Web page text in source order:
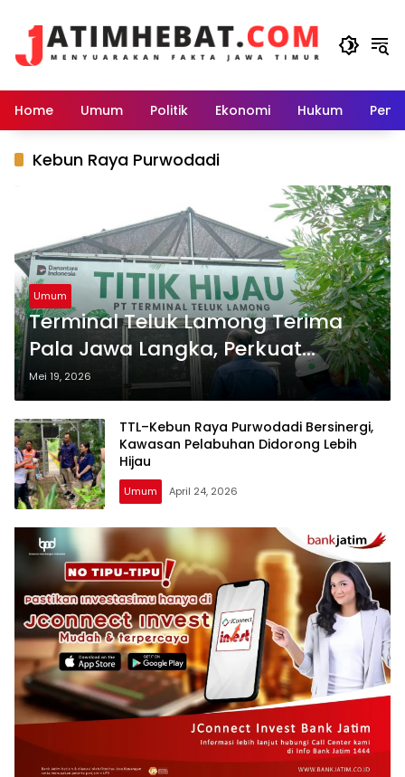
Home Umum Politik Ekonomi Hukum
Kebun Raya Purwodadi
Umum
Terminal Teluk Lamong Terima
Pala Jawa Langka, Perkuat
Kawasan Hijau Pelabuhan
Mei 19, 2026
TTL–Kebun Raya Purwodadi Bersinergi,
Kawasan Pelabuhan Didorong Lebih
Hijau
Umum April 24, 2026